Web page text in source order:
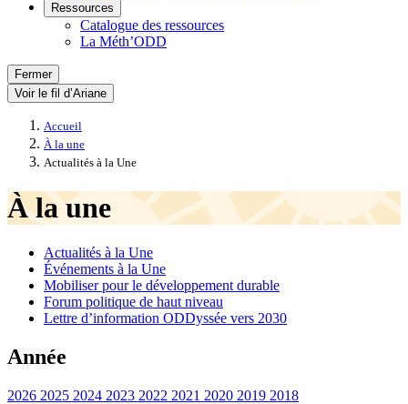
Ressources
Catalogue des ressources
La Méth’ODD
Fermer
Voir le fil d’Ariane
Accueil
À la une
Actualités à la Une
À la une
Actualités à la Une
Événements à la Une
Mobiliser pour le développement durable
Forum politique de haut niveau
Lettre d’information ODDyssée vers 2030
Année
2026 2025 2024 2023 2022 2021 2020 2019 2018